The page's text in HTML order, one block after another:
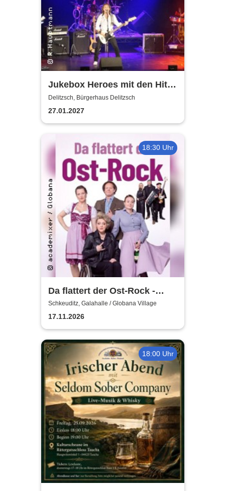
Jukebox Heroes mit den Hits
von Sweet, Slade u.v.a. - 2027
Delitzsch, Bürgerhaus Delitzsch
27.01.2027
18:30 Uhr
Da flattert der Ost-Rock -
H.Blank, A. Geißler, R.
Köbernick
Schkeuditz, Galahalle / Globana Village
17.11.2026
18:00 Uhr